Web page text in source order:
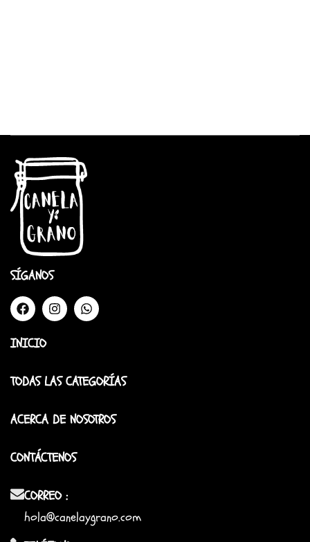
SÍGANOS
INICIO
TODAS LAS CATEGORÍAS
ACERCA DE NOSOTROS
CONTÁCTENOS
CORREO :
hola@canelaygrano.com